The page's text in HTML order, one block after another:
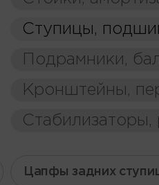
Ступицы,
Подрамники,
Кронштейны,
Стабилизаторы,
Цапфы задних